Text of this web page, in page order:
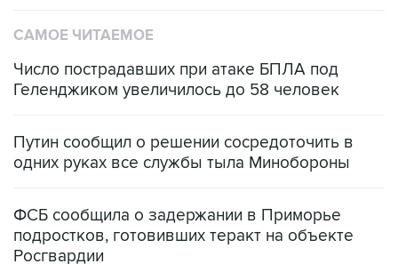
САМОЕ ЧИТАЕМОЕ
Число пострадавших при атаке БПЛА под
Геленджиком увеличилось до 58 человек
Путин сообщил о решении сосредоточить в
одних руках все службы тыла Минобороны
ФСБ сообщила о задержании в Приморье
подростков, готовивших теракт на объекте
Росгвардии